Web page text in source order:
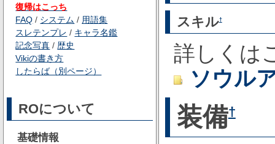
復帰はこっち
FAQ / システム / 用語集
スレテンプレ / キャラ名鑑
記念写真 / 歴史
Vikiの書き方
したらば（別ページ）
ROについて
基礎情報
スキル†
詳しくは
ソウル
装備†